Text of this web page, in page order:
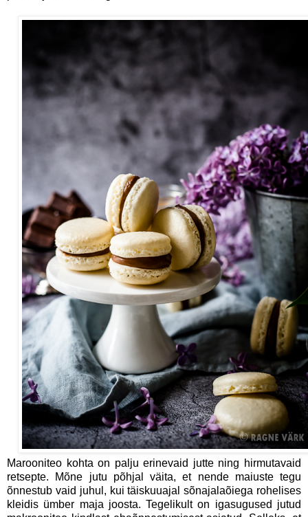
Marooniteo kohta on palju erinevaid jutte ning hirmutavaid
retsepte. Mõne jutu põhjal väita, et nende maiuste tegu
õnnestub vaid juhul, kui täiskuuajal sõnajalaõiega rohelises
kleidis ümber maja joosta. Tegelikult on igasugused jutud